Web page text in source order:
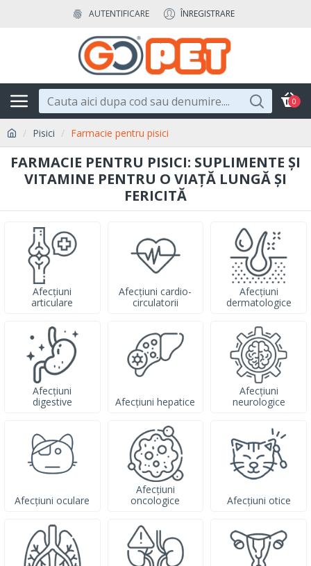
AUTENTIFICARE ÎNREGISTRARE
0
Pisici Farmacie pentru pisici
FARMACIE PENTRU PISICI: SUPLIMENTE ȘI
VITAMINE PENTRU O VIAȚĂ LUNGĂ ȘI
FERICITĂ
Afecțiuni
articulare
Afecțiuni cardio-
circulatorii
Afecțiuni
dermatologice
Afecțiuni
digestive
Afecțiuni hepatice
Afecțiuni
neurologice
Afecțiuni oculare
Afecțiuni
oncologice
Afecțiuni otice